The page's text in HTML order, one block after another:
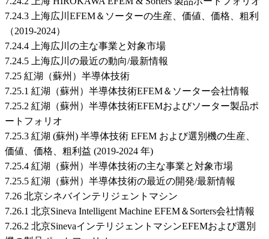
7.24.3 上海広川EFEM＆ソーターの生産、価値、価格、粗利
（2019-2024）
7.24.4 上海広川の主な事業と対象市場
7.24.5 上海広川の最近の動向/最新情報
7.25 紅湖（蘇州）半導体技術
7.25.1 紅湖（蘇州）半導体技術EFEM＆ソーター会社情報
7.25.2 紅湖（蘇州）半導体技術EFEMおよびソーター製品ポ
ートフォリオ
7.25.3 紅湖 (蘇州) 半導体技術 EFEM および選別機の生産、
価値、価格、粗利益 (2019-2024 年)
7.25.4 紅湖（蘇州）半導体技術の主な事業と対象市場
7.25.5 紅湖（蘇州）半導体技術の最近の開発/最新情報
7.26 北京シネバインテリジェントマシン
7.26.1 北京Sineva Intelligent Machine EFEM＆Sorters会社情報
7.26.2 北京SinevaインテリジェントマシンEFEMおよび選別